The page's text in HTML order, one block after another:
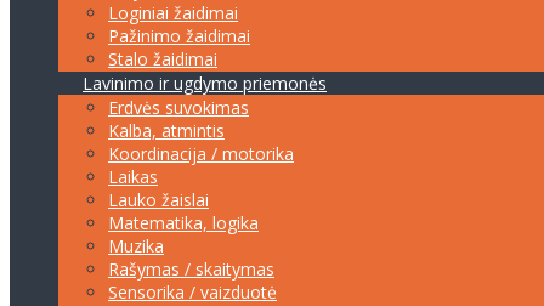
Loginiai žaidimai
Pažinimo žaidimai
Stalo žaidimai
Lavinimo ir ugdymo priemonės
Erdvės suvokimas
Kalba, atmintis
Koordinacija / motorika
Laikas
Lauko žaislai
Matematika, logika
Muzika
Rašymas / skaitymas
Sensorika / vaizduotė